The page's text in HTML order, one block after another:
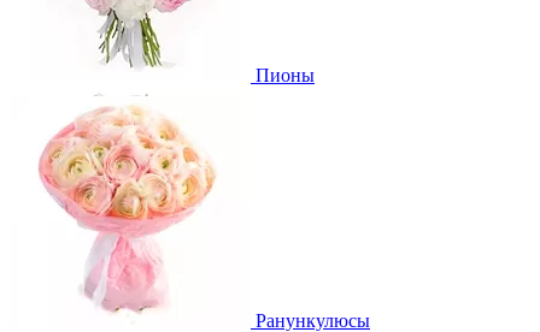
Пионы
Ранункулюсы